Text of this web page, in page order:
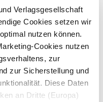
Verlagsgesellschaft
Cookies setzen wir
nutzen können.
Cookies nutzen
zur
zur Sicherstellung und
Diese Daten
an Dritte (Europa)
Ein Mangel wird mit
Entzündungsreaktionen
ein Selenmangel mit einem
In einigen Studien
im Krankenhaus sehr
Sanken die
Bei den Genesenden
Fraglich ist noch, ob der